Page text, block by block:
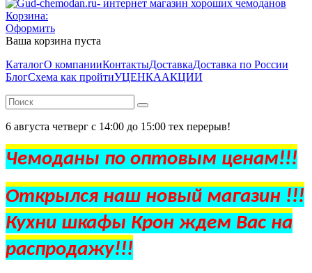
Корзина:
Оформить
Ваша корзина пуста
КаталогО компанииКонтактыДоставкаДоставка по России
БлогСхема как пройтиУЦЕНКААКЦИИ
6 августа четверг с 14:00 до 15:00 тех перерыв!
Чемоданы по оптовым ценам!!!
Открылся наш новый магазин !!!
Кухни шкафы Крон ждем Вас на
распродажу!!!